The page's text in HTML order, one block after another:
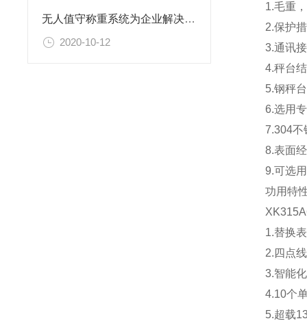
无人值守称重系统为企业解决管理难题
2020-10-12
1.毛重，
2.保护措
3.通讯接
4.秤台
5.钢秤台
6.选用专
7.304不
8.表面经
9.可选用
功用特
1.替换表
2.四点
3.智能化
4.10个
5.超载